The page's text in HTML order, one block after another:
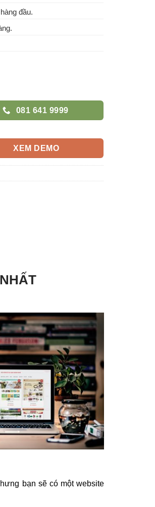
đầu.
081 641 9999
XEM DEMO
bạn sẽ có một website